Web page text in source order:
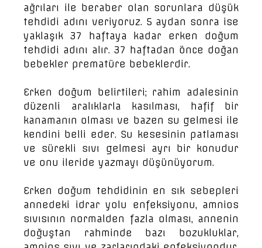
ağrıları ile beraber olan sorunlara düşük
tehdidi adını veriyoruz. 5 aydan sonra ise
yaklaşık 37 haftaya kadar erken doğum
tehdidi adını alır. 37 haftadan önce doğan
bebekler prematüre bebeklerdir.
Erken doğum belirtileri; rahim adalesinin
düzenli aralıklarla kasılması, hafif bir
kanamanın olması ve bazen su gelmesi ile
kendini belli eder. Su kesesinin patlaması
ve sürekli sıvı gelmesi ayrı bir konudur
ve onu ileride yazmayı düşünüyorum.
Erken doğum tehdidinin en sık sebepleri
annedeki idrar yolu enfeksiyonu, amnios
sıvısının normalden fazla olması, annenin
doğuştan rahminde bazı bozukluklar,